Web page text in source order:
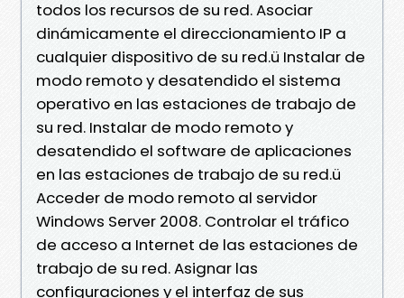
todos los recursos de su red. Asociar
dinámicamente el direccionamiento IP a
cualquier dispositivo de su red.ü Instalar de
modo remoto y desatendido el sistema
operativo en las estaciones de trabajo de
su red. Instalar de modo remoto y
desatendido el software de aplicaciones
en las estaciones de trabajo de su red.ü
Acceder de modo remoto al servidor
Windows Server 2008. Controlar el tráfico
de acceso a Internet de las estaciones de
trabajo de su red. Asignar las
configuraciones y el interfaz de sus